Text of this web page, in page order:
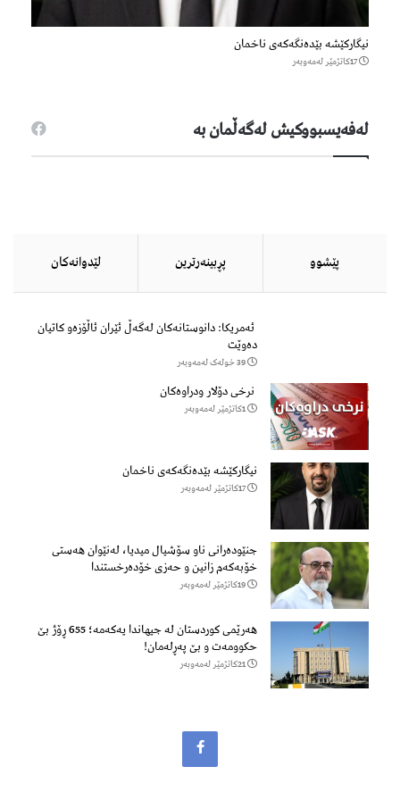
نیگارکێشە بێدەنگەکەی ناخمان
17كاتژمێر لەمەوبەر
لەفەیسبووكیش لەگەڵمان بە
پێشوو پڕبینەرترین لێدوانەكان
ئەمریکا: دانوستانەکان لەگەڵ ئێران ئاڵۆزەو کاتیان
دەوێت
39 خولەک لەمەوبەر
نرخی دۆلار ودراوەکان
1كاتژمێر لەمەوبەر
نیگارکێشە بێدەنگەکەی ناخمان
17كاتژمێر لەمەوبەر
جنێودەرانی ناو سۆشیال میدیا، لەنێوان هەستی
خۆبەکەم زانین و حەزی خۆدەرخستندا
19كاتژمێر لەمەوبەر
هەرێمی کوردستان لە جیهاندا یەکەمە؛ 655 ڕۆژ بێ
حکوومەت و بێ پەڕلەمان!
21كاتژمێر لەمەوبەر